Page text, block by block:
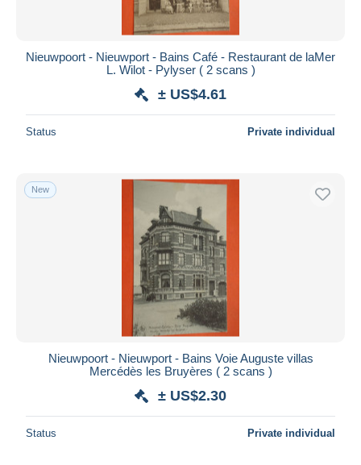
Nieuwpoort - Nieuwport - Bains Café - Restaurant de laMer
L. Wilot - Pylyser ( 2 scans )
± US$4.61
Status Private individual
New
Nieuwpoort - Nieuwport - Bains Voie Auguste villas
Mercédès les Bruyères ( 2 scans )
± US$2.30
Status Private individual